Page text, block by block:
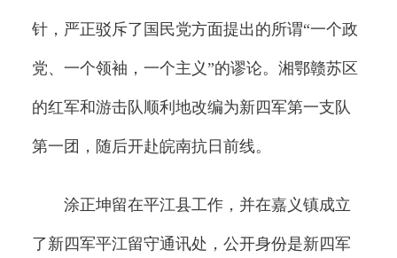
针，严正驳斥了国民党方面提出的所谓“一个政
党、一个领袖，一个主义”的谬论。湘鄂赣苏区
的红军和游击队顺利地改编为新四军第一支队
第一团，随后开赴皖南抗日前线。
涂正坤留在平江县工作，并在嘉义镇成立
了新四军平江留守通讯处，公开身份是新四军